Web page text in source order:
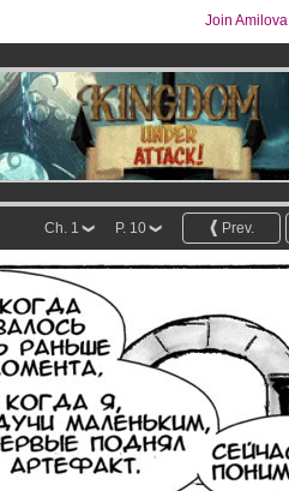
Join Amilova
Prev.
P. 10
Ch. 1